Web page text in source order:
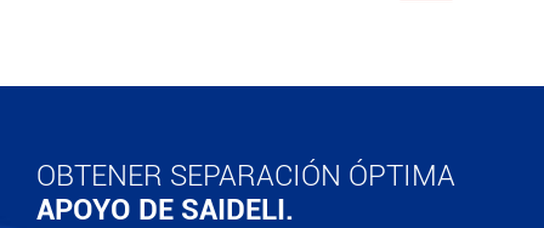
OBTENER SEPARACIÓN ÓPTIMA
APOYO DE SAIDELI.